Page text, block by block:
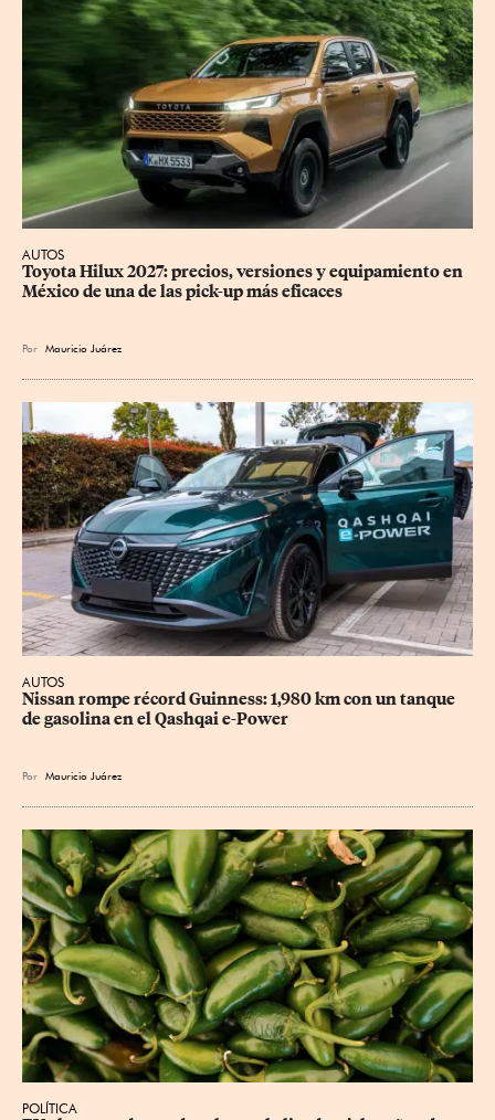
AUTOS
Toyota Hilux 2027: precios, versiones y equipamiento en
México de una de las pick-up más eficaces
Por Mauricio Juárez
AUTOS
Nissan rompe récord Guinness: 1,980 km con un tanque
de gasolina en el Qashqai e-Power
Por Mauricio Juárez
POLÍTICA